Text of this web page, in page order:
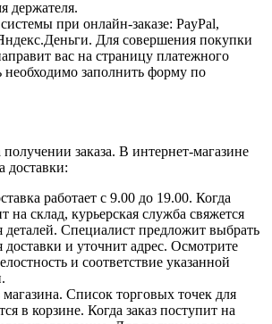
держателя.
при онлайн-заказе: PayPal,
Для совершения покупки
вас на страницу платежного
необходимо заполнить форму по
заказа. В интернет-магазине
доставки:
работает с 9.00 до 19.00. Когда
на склад, курьерская служба свяжется
деталей. Специалист предложит выбрать
доставки и уточнит адрес. Осмотрите
и соответствие указанной
Список торговых точек для
в корзине. Когда заказ поступит на